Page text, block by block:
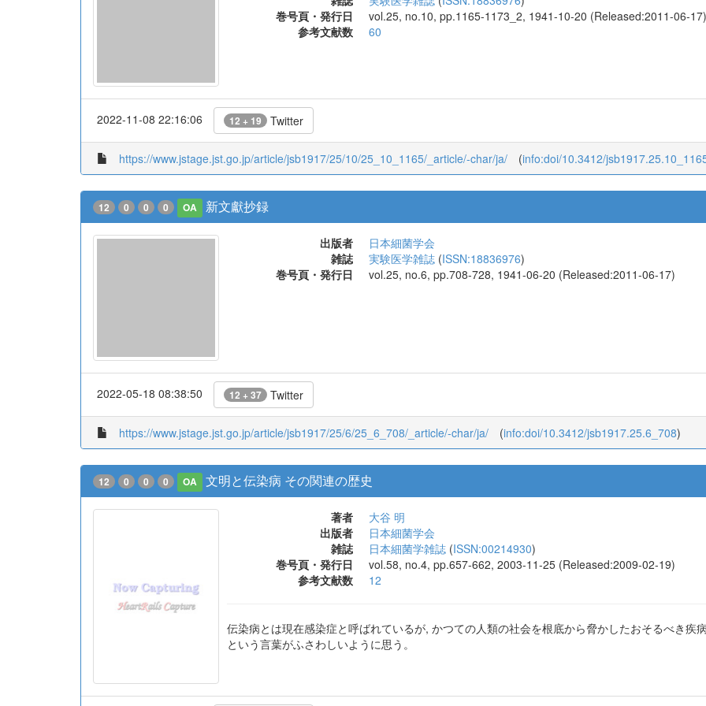
巻号頁・発行日
vol.25, no.10, pp.1165-1173_2, 1941-10-20 (Released:2011-06-17)
参考文献数
60
2022-11-08 22:16:06 12 + 19 Twitter
https://www.jstage.jst.go.jp/article/jsb1917/25/10/25_10_1165/_article/-char/ja/ (info:doi/10.3412/
12 0 0 0 OA 新文獻抄録
出版者
日本細菌学会
雑誌
実験医学雑誌 (ISSN:18836976)
巻号頁・発行日
vol.25, no.6, pp.708-728, 1941-06-20 (Released:2011-06-17)
2022-05-18 08:38:50 12 + 37 Twitter
https://www.jstage.jst.go.jp/article/jsb1917/25/6/25_6_708/_article/-char/ja/ (info:doi/10.3412/jsb1917.25.6_708)
12 0 0 0 OA 文明と伝染病 その関連の歴史
著者
大谷 明
出版者
日本細菌学会
雑誌
日本細菌学雑誌 (ISSN:00214930)
巻号頁・発行日
vol.58, no.4, pp.657-662, 2003-11-25 (Released:2009-02-19)
参考文献数
12
伝染病とは現在感染症と呼ばれているが, かつての人類の社会を根底から脅かしたおそるべき疾
という言葉がふさわしいように思う。